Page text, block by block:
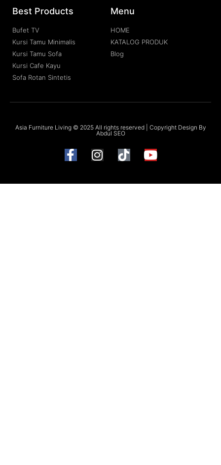
Best Products
Bufet TV
Kursi Tamu Minimalis
Kursi Tamu Sofa
Kursi Cafe Kayu
Sofa Rotan Sintetis
Menu
HOME
KATALOG PRODUK
Blog
Asia Furniture Living © 2025 All rights reserved | Copyright Design By
Abdul SEO